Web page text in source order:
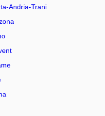
Andria-Trani